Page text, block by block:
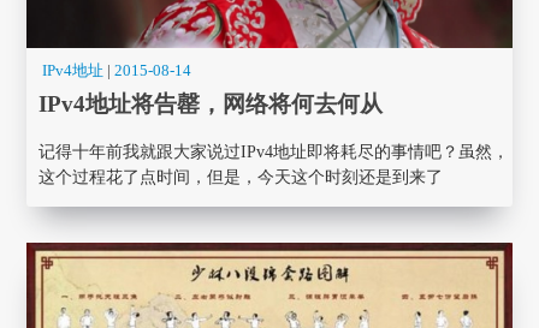
IPv4地址 |2015-08-14
IPv4地址将告罄，网络将何去何从
记得十年前我就跟大家说过IPv4地址即将耗尽的事情吧？虽然，
这个过程花了点时间，但是，今天这个时刻还是到来了